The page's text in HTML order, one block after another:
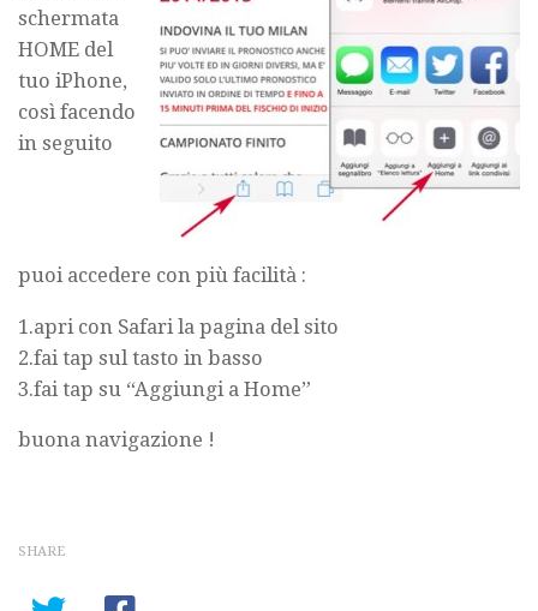
schermata
HOME del
tuo iPhone,
così facendo
in seguito
puoi accedere con più facilità :
1.apri con Safari la pagina del sito
2.fai tap sul tasto in basso
3.fai tap su “Aggiungi a Home”
buona navigazione !
SHARE